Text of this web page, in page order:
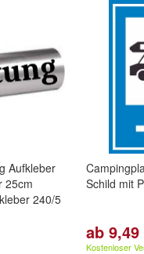
Aufkleber
25cm
240/5
Schild mit
ab 9,49
Kostenloser